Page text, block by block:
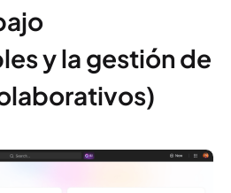
y la gestión de